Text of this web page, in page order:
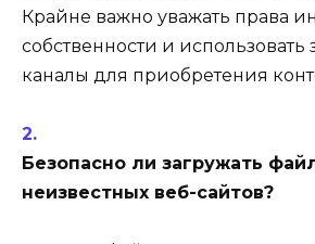
Крайне важно уважать права
собственности и использовать
каналы для приобретения
Безопасно ли загружать
неизвестных веб-сайтов?